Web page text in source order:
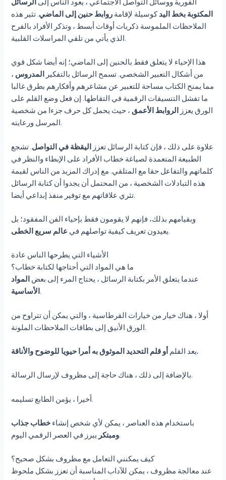
المكتوبة بخط اليدكوسيلة لإقامة روابط حنين إلى الماضي. تثير هذه
الملاحظات الملموسة ذكريات أوقات أبسط ، وتذكر الأفراد بالفرح
الذي يأتي من تلقي المراسلات القلبية.
هذا الإحياء لا يتعلق فقط بالحنين إلى الماضي؛ إنه أيضا شكل قوي
من أشكال التعبير الشخصي. تسمح الرسائل بالتفكير
المدروس ،
مما يمنح الكتاب مساحة للتعبير عن مشاعرهم وأفكارهم بطرق غالبا
ما تفشل التنسيقات الرقمية في التقاطها. إن فعل وضع القلم على
الورق يعزز
الروابط الأعمق، حيث يحمل كل حرف جزءا من شخصية
المرسل ورعايته.
علاوة على ذلك ، فإن كتابة الرسائل تعزز اليقظة في التواصل. تشجع
الطبيعة المتعمدة لصياغة خطاب الأفراد على الإبطاء والنظر في
كلماتهم والتفاعل حقا مع المتلقي. مع إدراك المزيد من الناس لقيمة
هذه التبادلات الشخصية ، من المحتمل أن يجدوا أن كتابة الرسائل
تثري علاقاتهم مع توفير منفذ إبداعي أيضا.
وبقيامهم بذلك، فإنهم لا يقومون فقط بإحياء الفن المفقود؛ بل
يعيدون تعريف كيفية تواصلهم في عالم سريع الخطى .
الأشياء التي يطرحها الناس عادة
ما هي المواد التي أحتاجها لكتابة خطاب؟
عندما يتعلق الأمر بكتابة الرسائل ، يحتاج المرء إلى بعض المواد
الأساسية .
أولا ، هناك خيار من خيارات القرطاسية ، والتي يمكن أن تتراوح من
الورق الأنيق إلى بطاقات الملاحظات الملونة.
يعد القلمأو قلم التحديد الموثوق به أمرا حيويا للوضوح والأناقة.
بالإضافة إلى ذلك ، هناك حاجة إلى مظروف لإرسال الرسالة.
أخيرا ، يؤمن الطابع تسليمه.
باستخدام هذه العناصر ، يمكن لأي شخص إنشاء خطاب جذاب
ومبتكريبرز في العصر الرقمي اليوم.
كيف يمكنني التعامل مع مظروف بشكل صحيح؟
عند معالجة مظروف ، يمكن للآداب المناسبة أن تعزز بشكل ملحوظ